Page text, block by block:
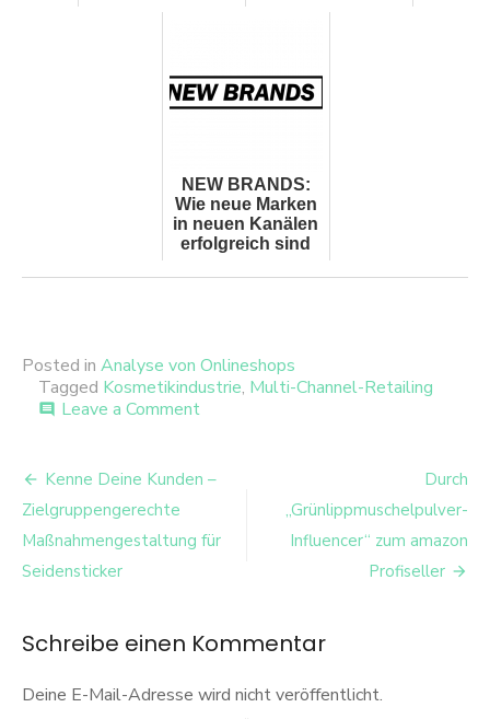
NEW BRANDS:
Wie neue Marken
in neuen Kanälen
erfolgreich sind
Posted in Analyse von Onlineshops
Tagged Kosmetikindustrie, Multi-Channel-Retailing
comment Leave a Commenton
Channel-
Nivea
Beitrags-
Navigation
Kenne Deine Kunden –
Zielgruppengerechte
Maßnahmengestaltung für
Seidensticker
Durch
„Grünlippmuschelpulver-
Influencer“ zum amazon
Profiseller
Schreibe einen Kommentar
Deine E-Mail-Adresse wird nicht veröffentlicht.